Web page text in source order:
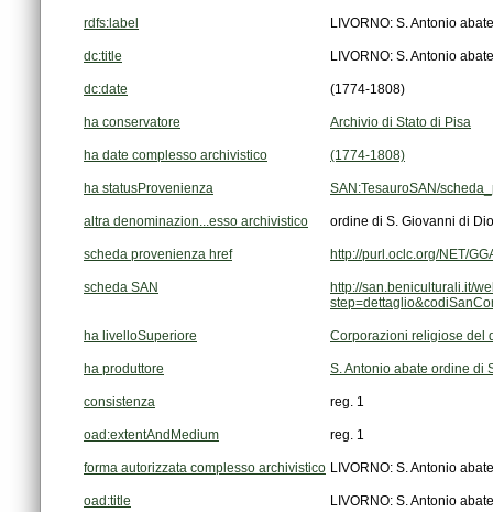
rdfs:label LIVORNO: S. Antonio abate
dc:title LIVORNO: S. Antonio abate
dc:date (1774-1808)
ha conservatore Archivio di Stato di Pisa
ha date complesso archivistico (1774-1808)
ha statusProvenienza SAN:TesauroSAN/
altra denominazion...esso archivistico ordine di S. Giovanni di Dio
scheda provenienza href http://purl.oclc.org/NET/
scheda SAN
ha livelloSuperiore Corporazioni religiose del
ha produttore S. Antonio abate ordine di
consistenza reg. 1
oad:extentAndMedium reg. 1
forma autorizzata complesso archivistico LIVORNO: S. Antonio abate
oad:title LIVORNO: S. Antonio abate